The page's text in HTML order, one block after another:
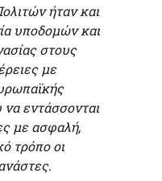
ήταν και
υποδομών και
στους
με
εντάσσονται
με ασφαλή,
τρόπο οι